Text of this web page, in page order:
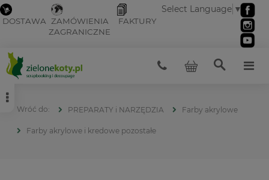
DOSTAWA ZAMÓWIENIA
ZAGRANICZNE
FAKTURY
Select Language ▼
PREPARATY i NARZĘDZIA Farby akrylowe
Farby akrylowe i kredowe pozostałe